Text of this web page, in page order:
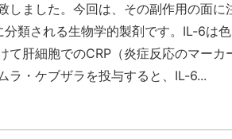
しました。今回は、その副作用の面
分類される生物学的製剤です。IL-6は
て肝細胞でのCRP（炎症反応のマー
ラ・ケブザラを投与すると、IL-6...